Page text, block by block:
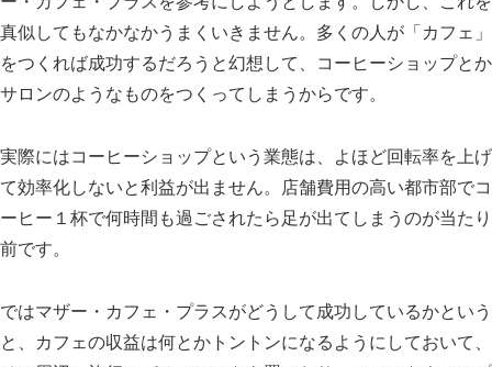
真似してもなかなかうまくいきません。多くの人が「カフェ」
をつくれば成功するだろうと幻想して、コーヒーショップとか
サロンのようなものをつくってしまうからです。
実際にはコーヒーショップという業態は、よほど回転率を上げ
て効率化しないと利益が出ません。店舗費用の高い都市部でコ
ーヒー１杯で何時間も過ごされたら足が出てしまうのが当たり
前です。
ではマザー・カフェ・プラスがどうして成功しているかという
と、カフェの収益は何とかトントンになるようにしておいて、